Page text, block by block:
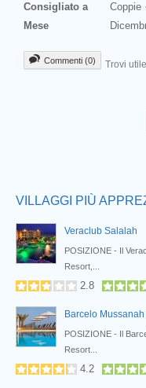
Consigliato a
Coppie
Mese
Commenti (0) Trovi
VILLAGGI PIÙ
Veraclub Salalah
POSIZIONE - Il
Resort,...
2.8
Barcelo
POSIZIONE - Il
Resort...
4.2